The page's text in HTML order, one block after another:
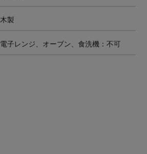
木製
電子レンジ、オーブン、食洗機：不可